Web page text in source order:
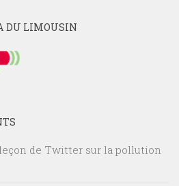
DU LIMOUSIN
de Twitter sur la pollution